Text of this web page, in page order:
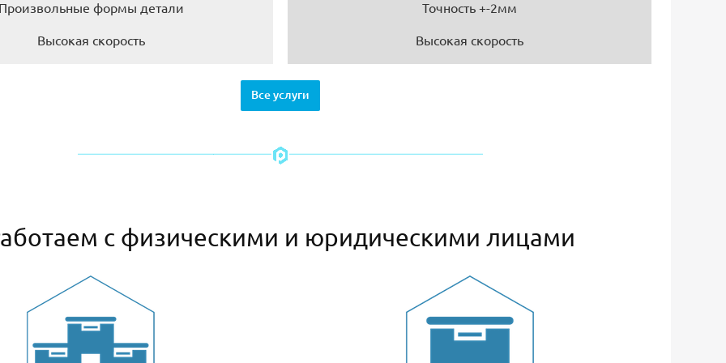
формы детали
Высокая скорость
Точность +-2мм
Высокая скорость
Все услуги
с физическими и юридическими лицами